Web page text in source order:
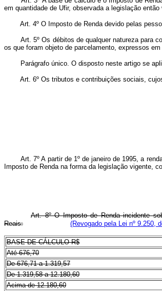
em quantidade de Ufir, observada a legislação então
Art. 4º O Imposto de Renda devido pelas
Art. 5º Os débitos de qualquer natureza para
os que foram objeto de parcelamento, expressos
Parágrafo único. O disposto neste artigo se
Art. 6º Os tributos e contribuições sociais,
Art. 7º A partir de 1º de janeiro de 1995, a
Imposto de Renda na forma da legislação vigente,
Art. 8º O Imposto de Renda incidente
Reais:
(Revogado pela Lei nº 9.250,
BASE DE CÁLCULO R$
Até 676,70
De 676,71 a 1.319,57
De 1.319,58 a 12.180,60
Acima de 12.180,60